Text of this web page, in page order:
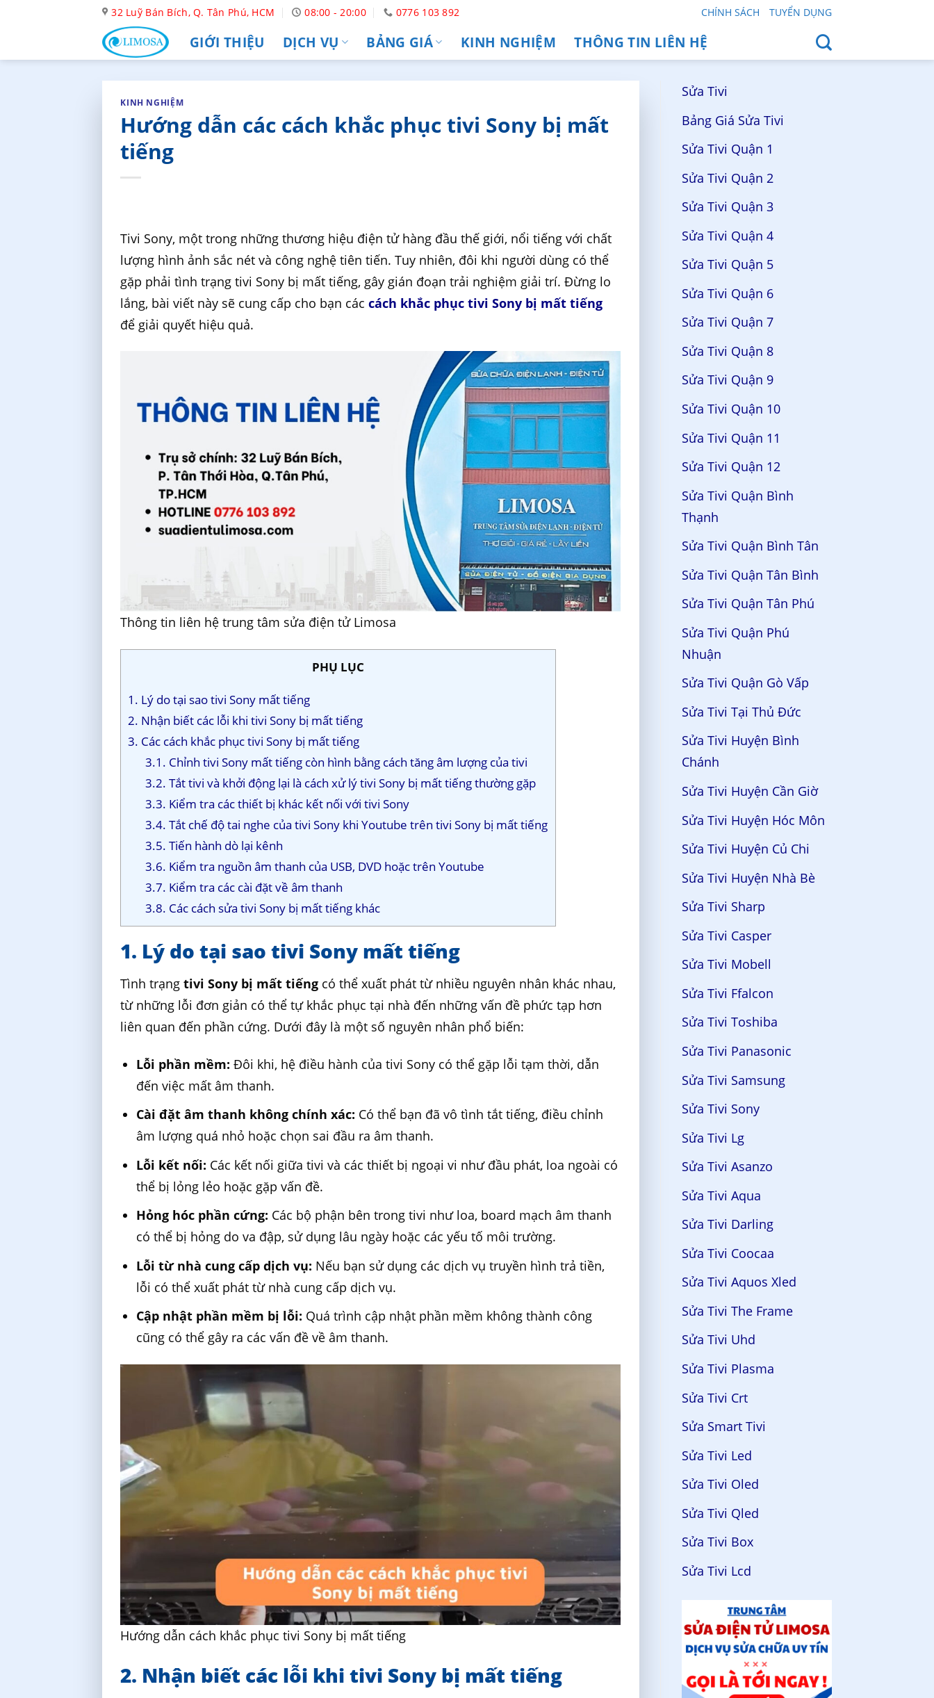
32 Luỹ Bán Bích, Q. Tân Phú, HCM 08:00 - 20:00 0776 103 892 CHÍNH SÁCH TUYỂN DỤNG
GIỚI THIỆU DỊCH VỤ BẢNG GIÁ KINH NGHIỆM THÔNG TIN LIÊN HỆ
KINH NGHIỆM
Hướng dẫn các cách khắc phục tivi Sony bị mất
tiếng
Tivi Sony, một trong những thương hiệu điện tử hàng đầu thế giới, nổi tiếng với chất
lượng hình ảnh sắc nét và công nghệ tiên tiến. Tuy nhiên, đôi khi người dùng có thể
gặp phải tình trạng tivi Sony bị mất tiếng, gây gián đoạn trải nghiệm giải trí. Đừng lo
lắng, bài viết này sẽ cung cấp cho bạn cáccách khắc phục tivi Sony bị mất tiếng
để giải quyết hiệu quả.
Thông tin liên hệ trung tâm sửa điện tử Limosa
PHỤ LỤC
1. Lý do tại sao tivi Sony mất tiếng
2. Nhận biết các lỗi khi tivi Sony bị mất tiếng
3. Các cách khắc phục tivi Sony bị mất tiếng
3.1. Chỉnh tivi Sony mất tiếng còn hình bằng cách tăng âm lượng của tivi
3.2. Tắt tivi và khởi động lại là cách xử lý tivi Sony bị mất tiếng thường gặp
3.3. Kiểm tra các thiết bị khác kết nối với tivi Sony
3.4. Tắt chế độ tai nghe của tivi Sony khi Youtube trên tivi Sony bị mất tiếng
3.5. Tiến hành dò lại kênh
3.6. Kiểm tra nguồn âm thanh của USB, DVD hoặc trên Youtube
3.7. Kiểm tra các cài đặt về âm thanh
3.8. Các cách sửa tivi Sony bị mất tiếng khác
1. Lý do tại sao tivi Sony mất tiếng
Tình trạngtivi Sony bị mất tiếng có thể xuất phát từ nhiều nguyên nhân khác nhau,
từ những lỗi đơn giản có thể tự khắc phục tại nhà đến những vấn đề phức tạp hơn
liên quan đến phần cứng. Dưới đây là một số nguyên nhân phổ biến:
Lỗi phần mềm: Đôi khi, hệ điều hành của tivi Sony có thể gặp lỗi tạm thời, dẫn
đến việc mất âm thanh.
Cài đặt âm thanh không chính xác: Có thể bạn đã vô tình tắt tiếng, điều chỉnh
âm lượng quá nhỏ hoặc chọn sai đầu ra âm thanh.
Lỗi kết nối: Các kết nối giữa tivi và các thiết bị ngoại vi như đầu phát, loa ngoài có
thể bị lỏng lẻo hoặc gặp vấn đề.
Hỏng hóc phần cứng: Các bộ phận bên trong tivi như loa, board mạch âm thanh
có thể bị hỏng do va đập, sử dụng lâu ngày hoặc các yếu tố môi trường.
Lỗi từ nhà cung cấp dịch vụ: Nếu bạn sử dụng các dịch vụ truyền hình trả tiền,
lỗi có thể xuất phát từ nhà cung cấp dịch vụ.
Cập nhật phần mềm bị lỗi: Quá trình cập nhật phần mềm không thành công
cũng có thể gây ra các vấn đề về âm thanh.
Hướng dẫn cách khắc phục tivi Sony bị mất tiếng
2. Nhận biết các lỗi khi tivi Sony bị mất tiếng
Sửa Tivi
Bảng Giá Sửa Tivi
Sửa Tivi Quận 1
Sửa Tivi Quận 2
Sửa Tivi Quận 3
Sửa Tivi Quận 4
Sửa Tivi Quận 5
Sửa Tivi Quận 6
Sửa Tivi Quận 7
Sửa Tivi Quận 8
Sửa Tivi Quận 9
Sửa Tivi Quận 10
Sửa Tivi Quận 11
Sửa Tivi Quận 12
Sửa Tivi Quận Bình
Thạnh
Sửa Tivi Quận Bình Tân
Sửa Tivi Quận Tân Bình
Sửa Tivi Quận Tân Phú
Sửa Tivi Quận Phú
Nhuận
Sửa Tivi Quận Gò Vấp
Sửa Tivi Tại Thủ Đức
Sửa Tivi Huyện Bình
Chánh
Sửa Tivi Huyện Cần Giờ
Sửa Tivi Huyện Hóc Môn
Sửa Tivi Huyện Củ Chi
Sửa Tivi Huyện Nhà Bè
Sửa Tivi Sharp
Sửa Tivi Casper
Sửa Tivi Mobell
Sửa Tivi Ffalcon
Sửa Tivi Toshiba
Sửa Tivi Panasonic
Sửa Tivi Samsung
Sửa Tivi Sony
Sửa Tivi Lg
Sửa Tivi Asanzo
Sửa Tivi Aqua
Sửa Tivi Darling
Sửa Tivi Coocaa
Sửa Tivi Aquos Xled
Sửa Tivi The Frame
Sửa Tivi Uhd
Sửa Tivi Plasma
Sửa Tivi Crt
Sửa Smart Tivi
Sửa Tivi Led
Sửa Tivi Oled
Sửa Tivi Qled
Sửa Tivi Box
Sửa Tivi Lcd